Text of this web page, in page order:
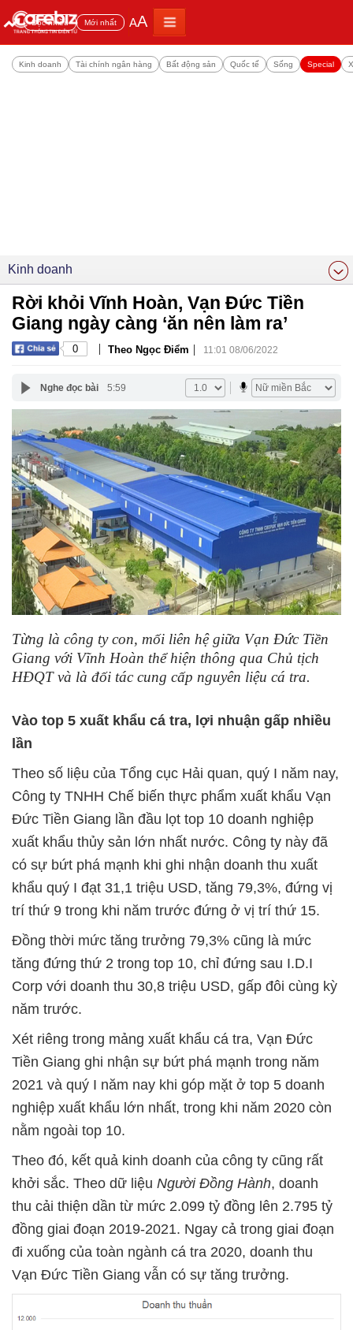
Đọc nhiều Mới nhất AA
Kinh doanh Tài chính ngân hàng Bất động sản Quốc tế Sống Special
Kinh doanh
Rời khỏi Vĩnh Hoàn, Vạn Đức Tiền
Giang ngày càng ‘ăn nên làm ra’
0 | Theo Ngọc Điểm | 11:01 08/06/2022
Nghe đọc bài 5:59
Từng là công ty con, mối liên hệ giữa Vạn Đức Tiền
Giang với Vĩnh Hoàn thể hiện thông qua Chủ tịch
HĐQT và là đối tác cung cấp nguyên liệu cá tra.
Vào top 5 xuất khẩu cá tra, lợi nhuận gấp nhiều
lần
Theo số liệu của Tổng cục Hải quan, quý I năm nay,
Công ty TNHH Chế biến thực phẩm xuất khẩu Vạn
Đức Tiền Giang lần đầu lọt top 10 doanh nghiệp
xuất khẩu thủy sản lớn nhất nước. Công ty này đã
có sự bứt phá mạnh khi ghi nhận doanh thu xuất
khẩu quý I đạt 31,1 triệu USD, tăng 79,3%, đứng vị
trí thứ 9 trong khi năm trước đứng ở vị trí thứ 15.
Đồng thời mức tăng trưởng 79,3% cũng là mức
tăng đứng thứ 2 trong top 10, chỉ đứng sau I.D.I
Corp với doanh thu 30,8 triệu USD, gấp đôi cùng kỳ
năm trước.
Xét riêng trong mảng xuất khẩu cá tra, Vạn Đức
Tiền Giang ghi nhận sự bứt phá mạnh trong năm
2021 và quý I năm nay khi góp mặt ở top 5 doanh
nghiệp xuất khẩu lớn nhất, trong khi năm 2020 còn
nằm ngoài top 10.
Theo đó, kết quả kinh doanh của công ty cũng rất
khởi sắc. Theo dữ liệu Người Đồng Hành, doanh
thu cải thiện dần từ mức 2.099 tỷ đồng lên 2.795 tỷ
đồng giai đoạn 2019-2021. Ngay cả trong giai đoạn
đi xuống của toàn ngành cá tra 2020, doanh thu
Vạn Đức Tiền Giang vẫn có sự tăng trưởng.